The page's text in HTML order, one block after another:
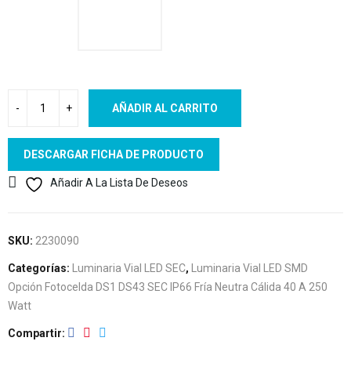
AÑADIR AL CARRITO
DESCARGAR FICHA DE PRODUCTO
Añadir A La Lista De Deseos
SKU: 2230090
Categorías: Luminaria Vial LED SEC,
Luminaria Vial LED SMD
Opción Fotocelda DS1 DS43 SEC IP66 Fría Neutra Cálida 40 A 250
Watt
Compartir